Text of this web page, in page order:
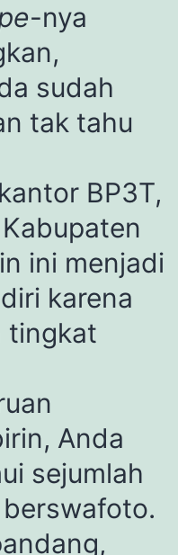
-nya
sudah
tak tahu
BP3T,
ini menjadi
karena
tingkat
Anda
sejumlah